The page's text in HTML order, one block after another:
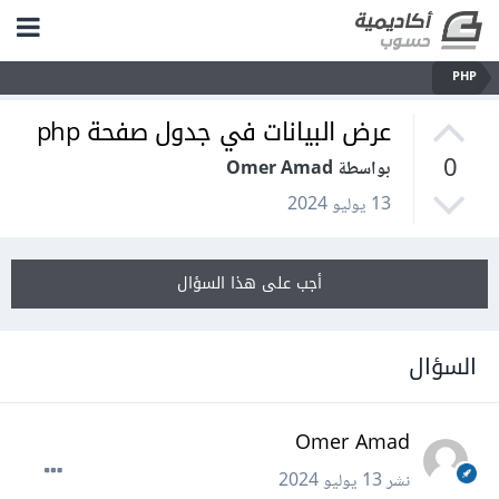
PHP
0
عرض البيانات في جدول صفحة php
بواسطة Omer Amad
13 يوليو 2024
أجب على هذا السؤال
السؤال
Omer Amad
نشر13 يوليو 2024